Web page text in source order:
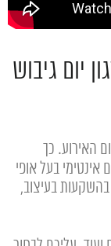
יום גיבוש
האירוע. כך
בעל אופי
בעיצוב,